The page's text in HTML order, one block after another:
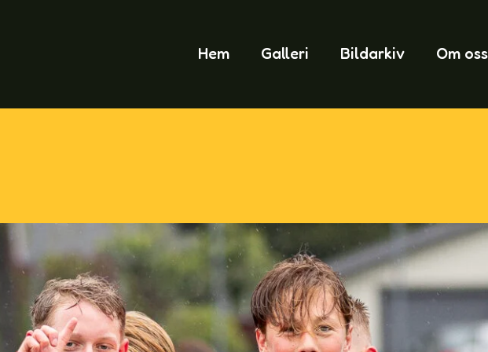
Hem Galleri Bildarkiv Om oss